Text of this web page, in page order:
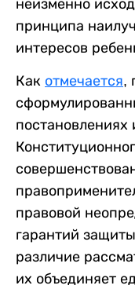
неизменно
принципа
интересов
Как отмечается,
постановлениях
правовой
гарантий
различие
их объединяет